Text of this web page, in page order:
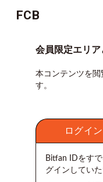
FCB
会員限定エリア
本コンテンツを
す。
ログイン
Bitfan IDをす
グインしていた